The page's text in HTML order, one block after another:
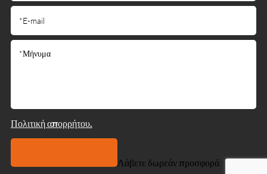
Πολιτική απορρήτου.
Λάβετε δωρεάν προσφορά